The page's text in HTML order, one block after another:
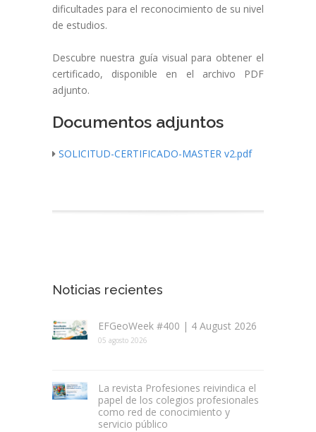
dificultades para el reconocimiento de su nivel
de estudios.
Descubre nuestra guía visual para obtener el
certificado, disponible en el archivo PDF
adjunto.
Documentos adjuntos
SOLICITUD-CERTIFICADO-MASTER v2.pdf
Noticias recientes
EFGeoWeek #400 | 4 August 2026
05 agosto 2026
La revista Profesiones reivindica el
papel de los colegios profesionales
como red de conocimiento y
servicio público